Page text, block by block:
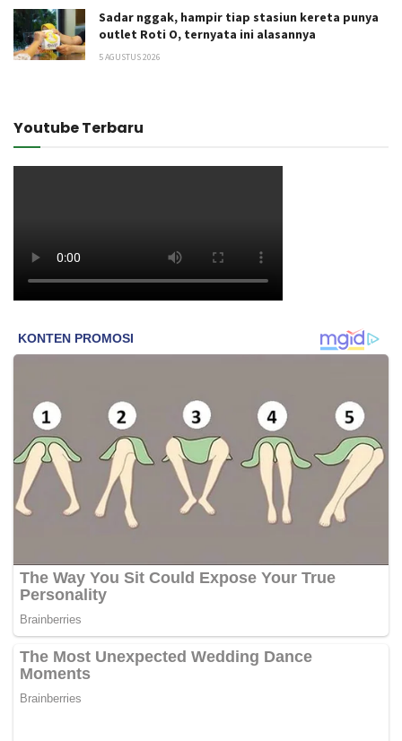
Sadar nggak, hampir tiap stasiun kereta punya
outlet Roti O, ternyata ini alasannya
5 AGUSTUS 2026
Youtube Terbaru